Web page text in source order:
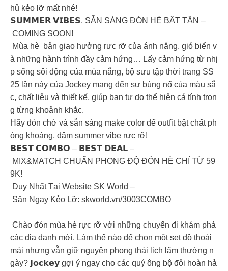
hủ kẻo lỡ mất nhé!
𝗦𝗨𝗠𝗠𝗘𝗥 𝗩𝗜𝗕𝗘𝗦, SẴN SÀNG ĐÓN HÈ BẤT TẬN –
COMING SOON!
Mùa hè bản giao hưởng rực rỡ của ánh nắng, gió biển v
à những hành trình đầy cảm hứng… Lấy cảm hứng từ nhị
p sống sôi động của mùa nắng, bộ sưu tập thời trang SS
25 lần này của Jockey mang đến sự bùng nổ của màu sắ
c, chất liệu và thiết kế, giúp bạn tự do thể hiện cá tính tron
g từng khoảnh khắc.
Hãy đón chờ và sẵn sàng make color để outfit bật chất ph
óng khoáng, đậm summer vibe rực rỡ!
𝗕𝗘𝗦𝗧 𝗖𝗢𝗠𝗕𝗢 – 𝗕𝗘𝗦𝗧 𝗗𝗘𝗔𝗟 –
MIX&MATCH CHUẨN PHONG ĐỘ ĐÓN HÈ CHỈ TỪ 59
9K!
Duy Nhất Tại Website SK World –
Săn Ngay Kẻo Lỡ: skworld.vn/3003COMBO
Chào đón mùa hè rực rỡ với những chuyến đi khám phá
các địa danh mới. Làm thế nào để chọn một set đồ thoải
mái nhưng vẫn giữ nguyên phong thái lịch lãm thường n
gày? 𝗝𝗼𝗰𝗸𝗲𝘆 gợi ý ngay cho các quý ông bộ đôi hoàn hả